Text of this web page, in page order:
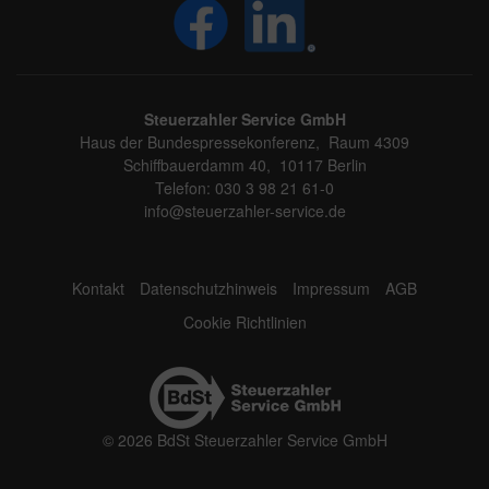
Steuerzahler Service GmbH
Haus der Bundespressekonferenz, Raum 4309
Schiffbauerdamm 40, 10117 Berlin
Telefon: 030 3 98 21 61-0
info@steuerzahler-service.de
Kontakt Datenschutzhinweis Impressum
AGB
Cookie Richtlinien
© 2026 BdSt Steuerzahler Service GmbH